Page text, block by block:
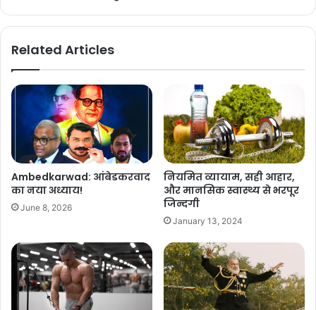
Related Articles
Ambedkarwad: आंबेडकरवाद
का नया अध्याय!
June 8, 2026
नियमित व्यायाम, सही आहार,
और मानसिक स्वास्थ्य से भरपूर
जिन्दगी
January 13, 2024